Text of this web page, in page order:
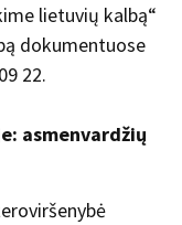
lietuvių kalbą“
dokumentuose
22.
asmenvardžių